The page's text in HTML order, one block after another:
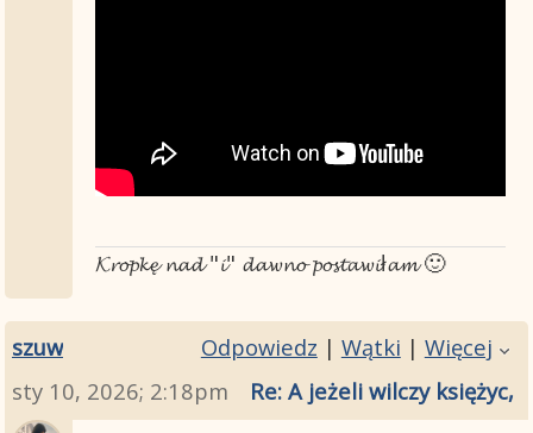
𝓚𝓻𝓸𝓹𝓴𝓮̨ 𝓷𝓪𝓭 "𝓲" 𝓭𝓪𝔀𝓷𝓸 𝓹𝓸𝓼𝓽𝓪𝔀𝓲ł𝓪𝓶 🙂
szuw Odpowiedz | Wątki | Więcej
sty 10, 2026; 2:18pm
Re: A jeżeli wilczy